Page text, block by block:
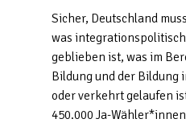
Sicher, Deutschland
was
geblieben ist, was im
Bildung und der Bildung
oder verkehrt gelaufen
450.000 Ja-